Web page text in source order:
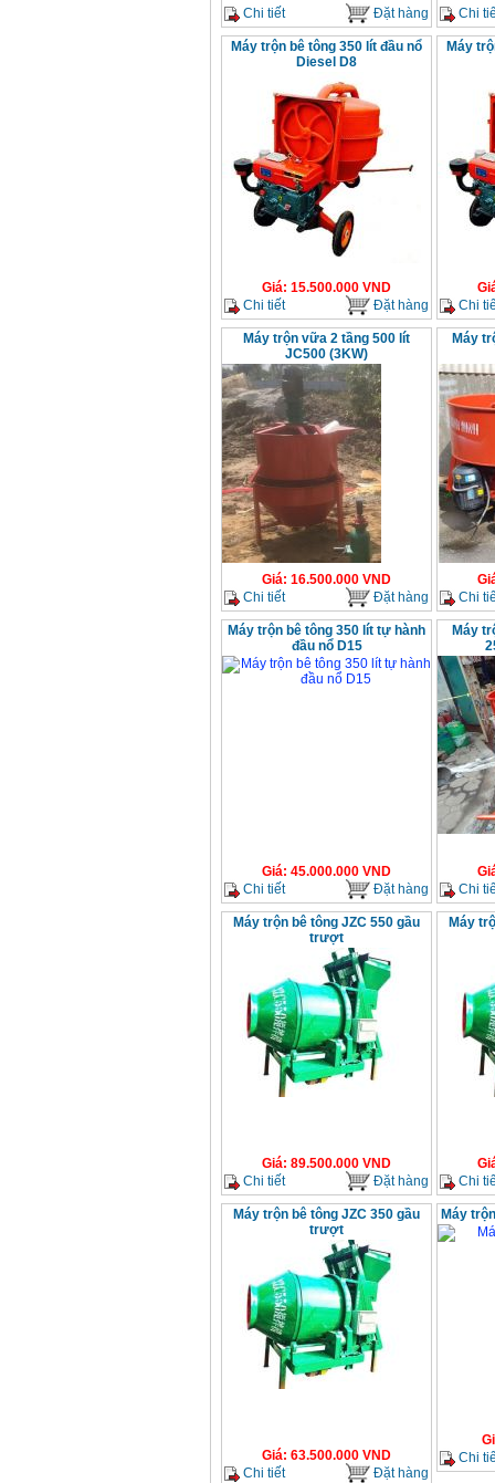
Chi tiết
Đặt hàng
Chi
Máy trộn bê tông 350 lít đầu nổ
Diesel D8
Giá: 15.500.000 VND
Chi tiết
Đặt hàng
Máy
Chi
Máy trộn vữa 2 tầng 500 lít
JC500 (3KW)
Giá: 16.500.000 VND
Chi tiết
Đặt hàng
Máy
Chi
Máy trộn bê tông 350 lít tự hành
đầu nổ D15
Giá: 45.000.000 VND
Chi tiết
Đặt hàng
Máy
Chi
Máy trộn bê tông JZC 550 gầu
trượt
Giá: 89.500.000 VND
Chi tiết
Đặt hàng
Máy
Chi
Máy trộn bê tông JZC 350 gầu
trượt
Giá: 63.500.000 VND
Chi tiết
Đặt hàng
Máy
Chi